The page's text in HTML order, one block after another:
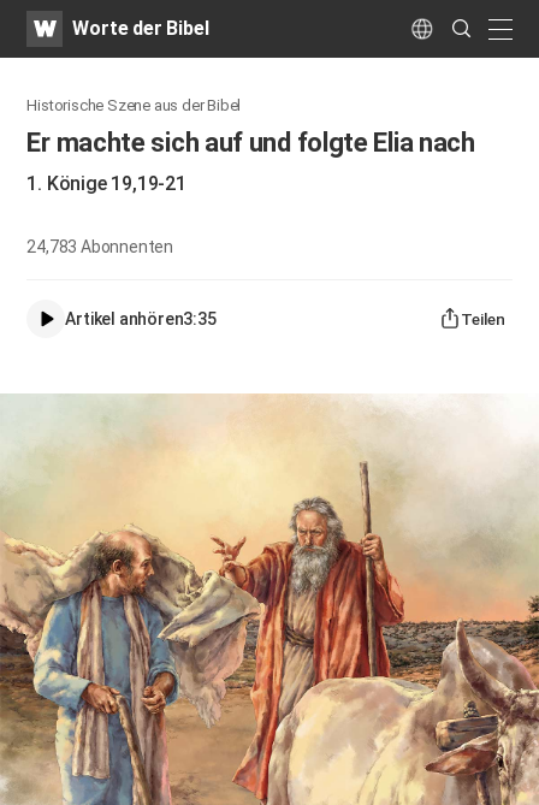
WATVWorte der Bibel Language
Search
Submit
Historische Szene aus der Bibel
Er machte sich auf und folgte Elia nach
1. Könige 19,19-21
24,783Abonnenten
Artikel anhören3:35 Teilen